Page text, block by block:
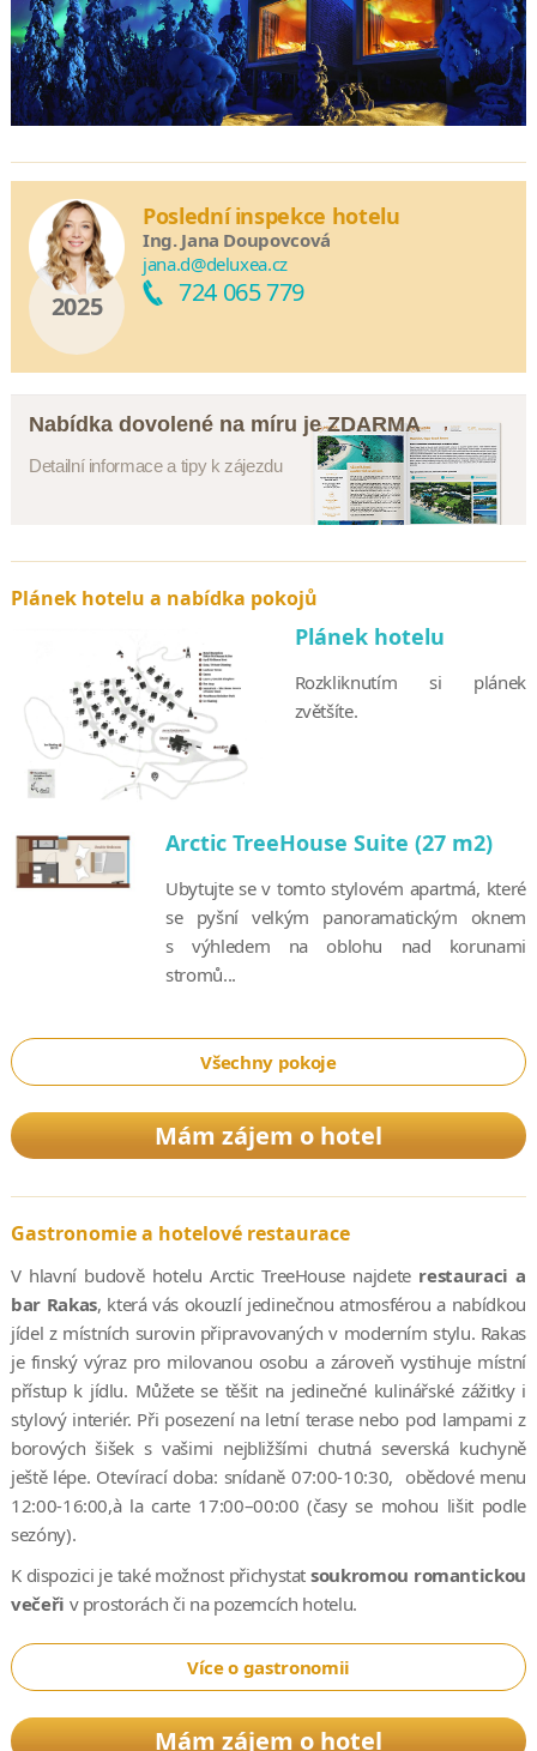
2025
Poslední inspekce hotelu
Ing. Jana Doupovcová
jana.d@deluxea.cz
724 065 779
Nabídka dovolené na míru je ZDARMA
Detailní informace a tipy k zájezdu
Plánek hotelu a nabídka pokojů
Plánek hotelu
Rozkliknutím si plánek
zvětšíte.
Arctic TreeHouse Suite (27 m2)
Ubytujte se v tomto stylovém apartmá, které
se pyšní velkým panoramatickým oknem
s výhledem na oblohu nad korunami
stromů...
Všechny pokoje
Mám zájem o hotel
Gastronomie a hotelové restaurace
V hlavní budově hotelu Arctic TreeHouse najdete restauraci a
bar Rakas, která vás okouzlí jedinečnou atmosférou a nabídkou
jídel z místních surovin připravovaných v moderním stylu. Rakas
je finský výraz pro milovanou osobu a zároveň vystihuje místní
přístup k jídlu. Můžete se těšit na jedinečné kulinářské zážitky i
stylový interiér. Při posezení na letní terase nebo pod lampami z
borových šišek s vašimi nejbližšími chutná severská kuchyně
ještě lépe. Otevírací doba: snídaně 07:00-10:30, obědové menu
12:00-16:00,à la carte 17:00–00:00 (časy se mohou lišit podle
sezóny).
K dispozici je také možnost přichystat soukromou romantickou
večeři v prostorách či na pozemcích hotelu.
Více o gastronomii
Mám zájem o hotel